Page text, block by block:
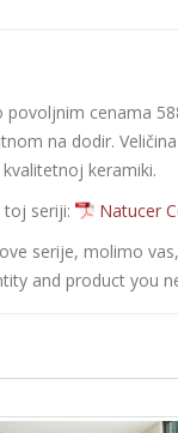
cenama
na dodir.
keramiki.
toj seriji:
Natucer
serije, molimo
and product you